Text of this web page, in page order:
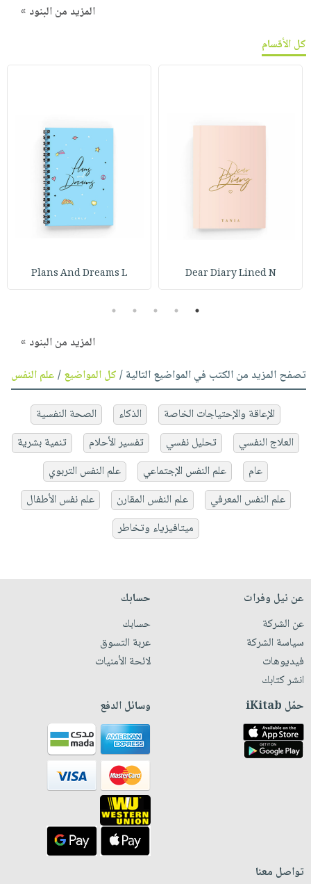
المزيد من البنود »
كل الأقسام
Dear Diary Lined N
Plans And Dreams L
1
2
3
4
5
المزيد من البنود »
تصفح المزيد من الكتب في المواضيع التالية /كل المواضيع/علم النفس
الإعاقة والإحتياجات الخاصة الذكاء
الصحة النفسية
العلاج النفسي
تحليل نفسي تفسير الأحلام
تنمية بشرية
عام
علم النفس الإجتماعي
علم النفس التربوي
علم النفس المعرفي
علم النفس المقارن
علم نفس الأطفال
ميتافيزياء وتخاطر
عن نيل وفرات
عن الشركة
سياسة الشركة
فيديوهات
انشر كتابك
حسابك
حسابك
عربة التسوق
لائحة الأمنيات
حمّل iKitab وسائل الدفع
تواصل معنا